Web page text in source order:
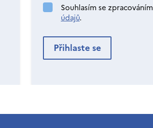
Souhlasím se zpracováním
údajů.